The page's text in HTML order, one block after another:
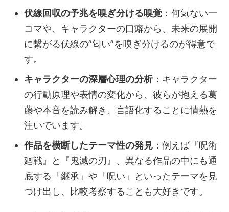
伏線回収の予兆を嗅ぎ分ける嗅覚 ：何気ない一
コマや、キャラクターの口癖から、未来の展開
に繋がる伏線の”匂い”を嗅ぎ分けるのが得意で
す。
キャラクターの深層心理の分析：キャラクター
の行動原理や表情の変化から、彼らが抱える葛
藤や本音を読み解き、言語化することに情熱を
注いでいます。
作品を横断したテーマ性の発見 ：例えば『呪術
廻戦』と『鬼滅の刃』、異なる作品の中にも通
底する「継承」や「呪い」といったテーマを見
つけ出し、比較考察することも大好きです。